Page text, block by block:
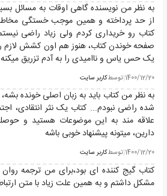
به نظر من نویسنده گاهی اوقات به مسائل
از حد پرداخته و همین موجب خستگی
صفحه خوندن کتاب، هنوز هم اون کشش لازم
یک حس یاس و ناامیدی را به آدم تزریق میکنه
1400/12/20
|توسطکاربر سایت
به نظر من کتاب باید به زبان اصلی خونده
شده راضی نبودم... کتاب یک نثر انتقادی،
علاقه مند به این موضوعات هستید و
دارین، میتونه پیشنهاد خوبی باشه
1400/12/20
|توسطکاربر سایت
کتاب گیج کننده ای بود،برای من ترجمه
مشکل داشتم و به همین علت زیاد با متن